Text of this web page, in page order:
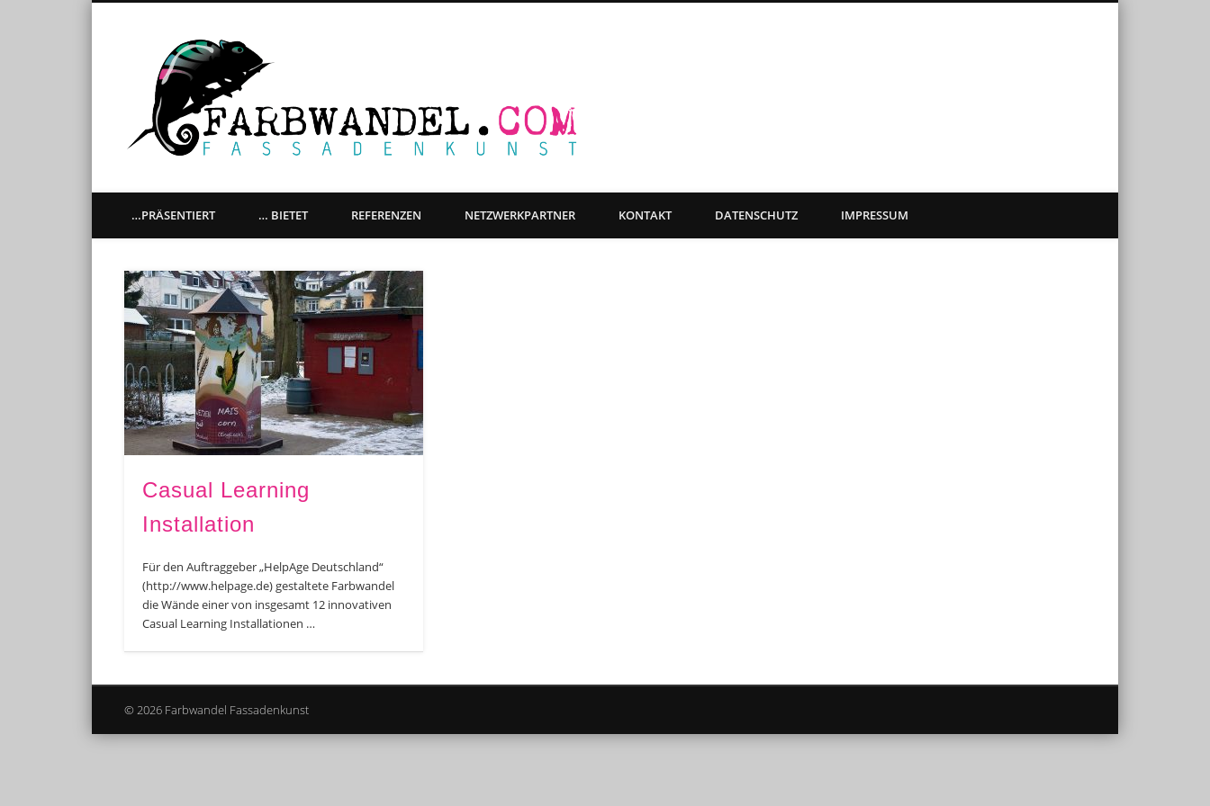
künstlerische Gestaltung aller Oberflächen, Graffitiaufträge Objektgestaltung, Beschriftung & Grafikdesign
…PRÄSENTIERT … BIETET REFERENZEN NETZWERKPARTNER KONTAKT DATENSCHUTZ IMPRESSUM
Casual Learning
Installation
Für den Auftraggeber „HelpAge Deutschland“
(http://www.helpage.de) gestaltete Farbwandel
die Wände einer von insgesamt 12 innovativen
Casual Learning Installationen …
© 2026 Farbwandel Fassadenkunst